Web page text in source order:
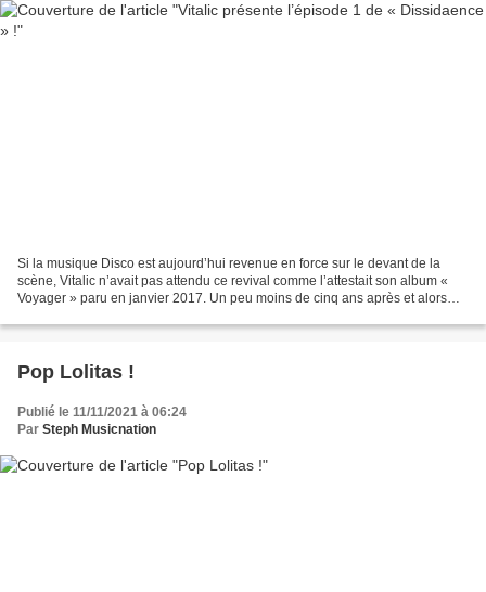
Si la musique Disco est aujourd’hui revenue en force sur le devant de la
scène, Vitalic n’avait pas attendu ce revival comme l’attestait son album «
Voyager » paru en janvier 2017. Un peu moins de cinq ans après et alors
Pop Lolitas !
Publié le 11/11/2021 à 06:24
Par Steph Musicnation